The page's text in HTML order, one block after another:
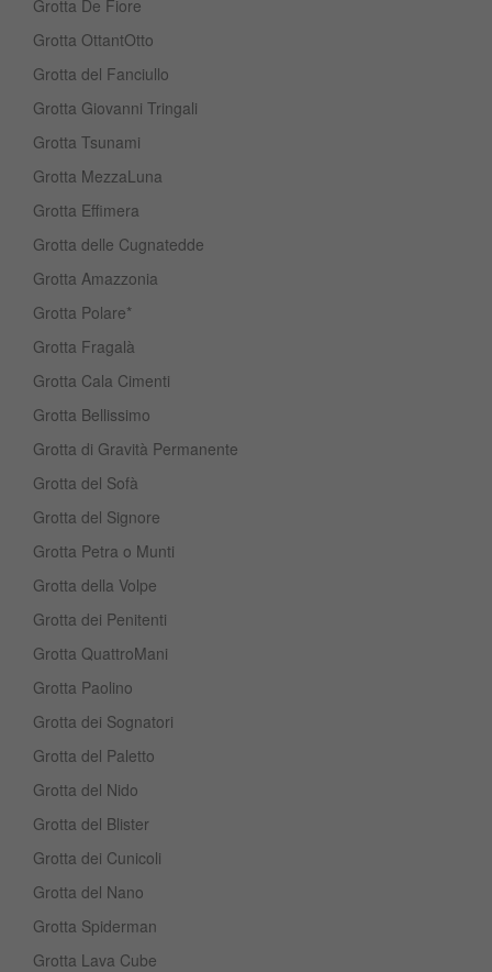
Grotta De Fiore
Grotta OttantOtto
Grotta del Fanciullo
Grotta Giovanni Tringali
Grotta Tsunami
Grotta MezzaLuna
Grotta Effimera
Grotta delle Cugnatedde
Grotta Amazzonia
Grotta Polare*
Grotta Fragalà
Grotta Cala Cimenti
Grotta Bellissimo
Grotta di Gravità Permanente
Grotta del Sofà
Grotta del Signore
Grotta Petra o Munti
Grotta della Volpe
Grotta dei Penitenti
Grotta QuattroMani
Grotta Paolino
Grotta dei Sognatori
Grotta del Paletto
Grotta del Nido
Grotta del Blister
Grotta dei Cunicoli
Grotta del Nano
Grotta Spiderman
Grotta Lava Cube